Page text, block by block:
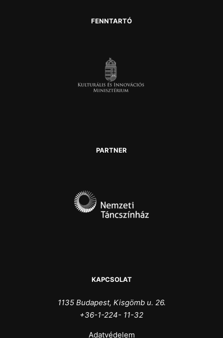
FENNTARTÓ
PARTNER
KAPCSOLAT
1135 Budapest, Kisgömb u. 26.
+36-1-224- 11-32
Adatvédelem